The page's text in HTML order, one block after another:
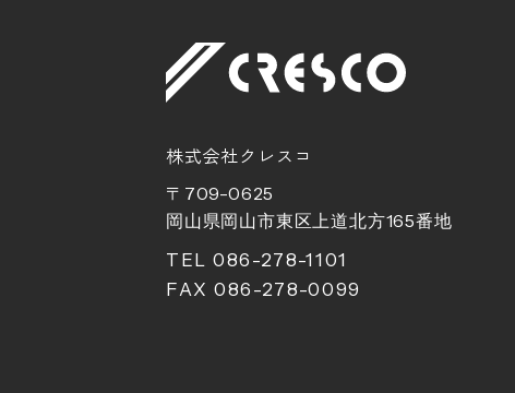
株式会社クレスコ
〒709-0625
岡山県岡山市東区上道北方165番地
TEL 086-278-1101
FAX 086-278-0099